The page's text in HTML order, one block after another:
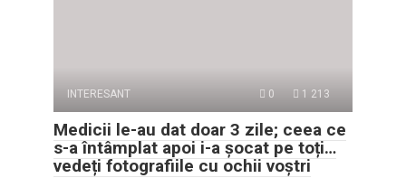
INTERESANT 0 1 213
Medicii le-au dat doar 3 zile; ceea ce
s-a întâmplat apoi i-a șocat pe toți…
vedeți fotografiile cu ochii voștri